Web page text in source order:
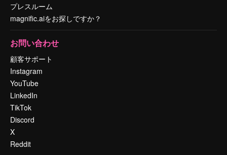
プレスルーム
magnific.aiをお探しですか？
お問い合わせ
顧客サポート
Instagram
YouTube
LinkedIn
TikTok
Discord
X
Reddit